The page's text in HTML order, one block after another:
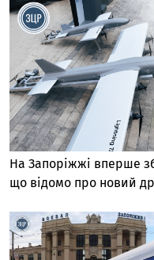
На Запоріжжі вперше
що відомо про новий